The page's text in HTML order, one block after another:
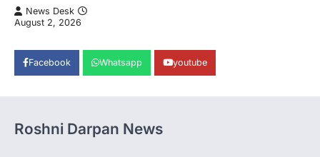
News Desk
August 2, 2026
Facebook Whatsapp youtube
Roshni Darpan News